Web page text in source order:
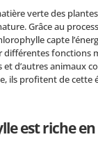
verte des
Grâce au
capte
différentes fonctions
et d’autres animaux
ils profitent de cette
est riche en